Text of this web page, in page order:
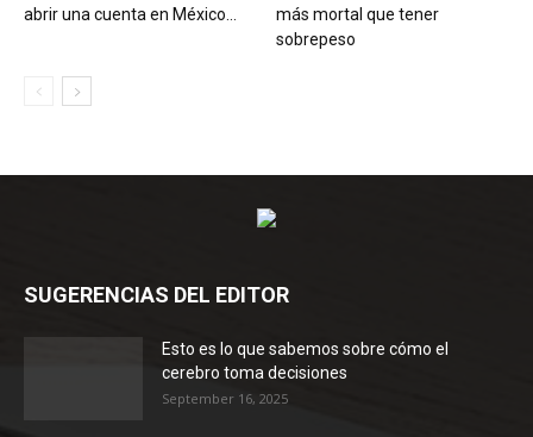
abrir una cuenta en México...
más mortal que tener
sobrepeso
SUGERENCIAS DEL EDITOR
Esto es lo que sabemos sobre cómo el
cerebro toma decisiones
September 16, 2025